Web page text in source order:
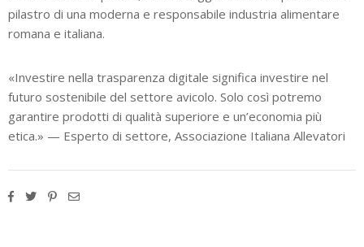
pilastro di una moderna e responsabile industria alimentare
romana e italiana.
«Investire nella trasparenza digitale significa investire nel
futuro sostenibile del settore avicolo. Solo così potremo
garantire prodotti di qualità superiore e un’economia più
etica.» — Esperto di settore, Associazione Italiana Allevatori